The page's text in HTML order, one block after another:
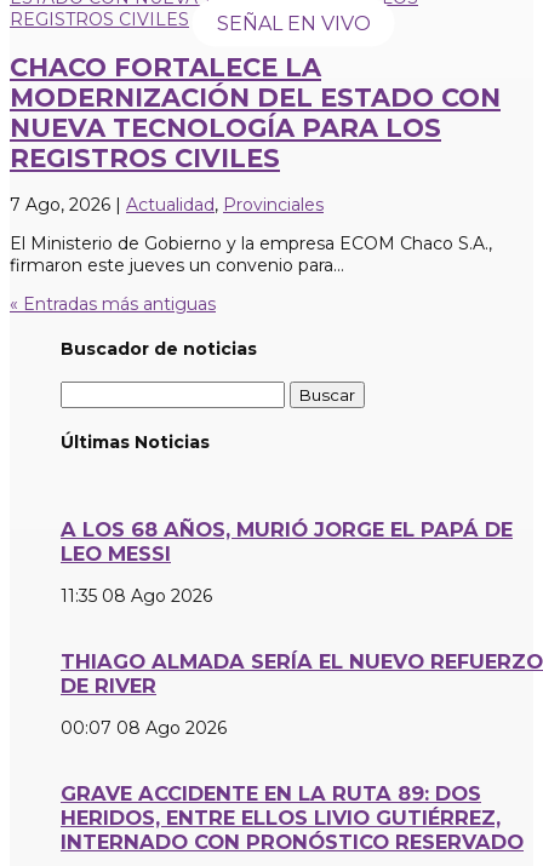
SEÑAL EN VIVO
CHACO FORTALECE LA
MODERNIZACIÓN DEL ESTADO CON
NUEVA TECNOLOGÍA PARA LOS
REGISTROS CIVILES
7 Ago, 2026 | Actualidad, Provinciales
El Ministerio de Gobierno y la empresa ECOM Chaco S.A.,
firmaron este jueves un convenio para...
« Entradas más antiguas
Buscador de noticias
Últimas Noticias
A LOS 68 AÑOS, MURIÓ JORGE EL PAPÁ DE
LEO MESSI
11:35 08 Ago 2026
THIAGO ALMADA SERÍA EL NUEVO REFUERZO
DE RIVER
00:07 08 Ago 2026
GRAVE ACCIDENTE EN LA RUTA 89: DOS
HERIDOS, ENTRE ELLOS LIVIO GUTIÉRREZ,
INTERNADO CON PRONÓSTICO RESERVADO